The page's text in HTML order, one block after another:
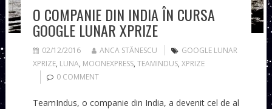
O COMPANIE DIN INDIA ÎN CURSA
GOOGLE LUNAR XPRIZE
02/12/2016 ANCA STĂNESCU
GOOGLE LUNAR
XPRIZE, LUNA, MOONEXPRESS, TEAMINDUS, XPRIZE
0 COMMENT
TeamIndus, o companie din India, a devenit cel de al